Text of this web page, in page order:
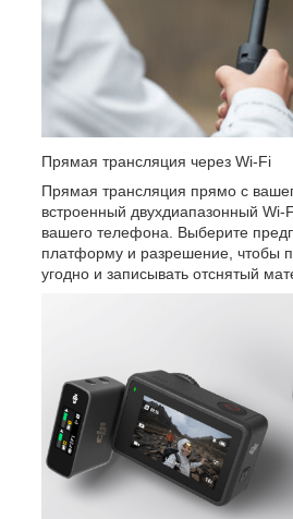
Прямая трансляция через Wi-Fi
Прямая трансляция прямо с
встроенный двухдиапазонный Wi-
вашего телефона. Выберите
платформу и разрешение, чтобы
угодно и записывать отснятый